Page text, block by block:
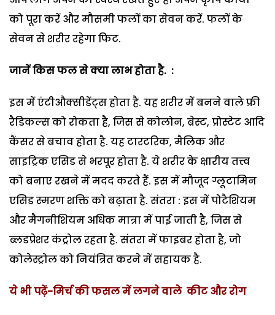
को पूरा करें और मौसमी फलों का सेवन करें. फलों के
सेवन से शरीर रहेगा फिट.
जानें किस फल से क्या लाभ होता है. :
इस में एंटीऔक्सीडेंट्स होता है. यह शरीर में बनने वाले फ्री
रैडिकल्स को रोकता है, जिस से कोलोन, ब्रेस्ट, प्रोस्टेट आदि
कैंसर से बचाव होता है. यह टारटरिक, मैलिक और
साइट्रिक एसिड से भरपूर होता है. ये शरीर के क्षारीय तत्त्व
को बनाए रखने में मदद करते हैं. इस में मौजूद ग्लूटामिन
एसिड स्मरण शक्ति को बढ़ाता है. संतरा : इस में पोटैशियम
और मैगनीशियम अधिक मात्रा में पाई जाती है, जिस से
ब्लडप्रेशर कंट्रोल रहता है. संतरा में फाइबर होता है, जो
कोलेस्ट्रोल को नियंत्रित करने में सहायक है.
ये भी पढ़ें-मिर्च की फसल में लगने वाले कीट और रोग